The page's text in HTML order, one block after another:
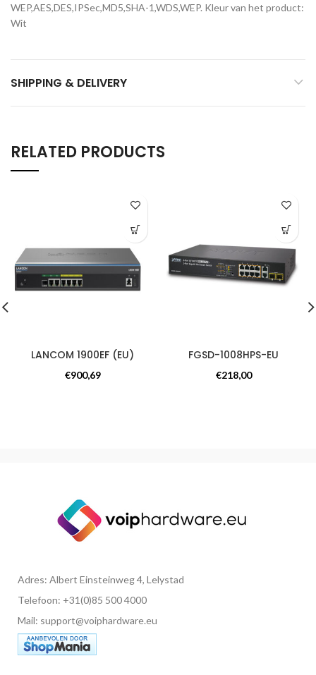
WEP,AES,DES,IPSec,MD5,SHA-1,WDS,WEP. Kleur van het product:
Wit
SHIPPING & DELIVERY
RELATED PRODUCTS
LANCOM 1900EF (EU)
Overige producten
€900,69
FGSD-1008HPS-EU
Overige producten
€218,00
Adres: Albert Einsteinweg 4, Lelystad
Telefoon: +31(0)85 500 4000
Mail: support@voiphardware.eu